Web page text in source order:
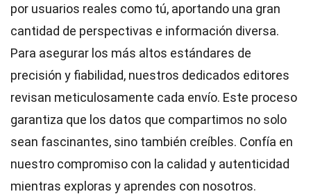
por usuarios reales como tú, aportando una gran
cantidad de perspectivas e información diversa.
Para asegurar los más altos estándares de
precisión y fiabilidad, nuestros dedicados editores
revisan meticulosamente cada envío. Este proceso
garantiza que los datos que compartimos no solo
sean fascinantes, sino también creíbles. Confía en
nuestro compromiso con la calidad y autenticidad
mientras exploras y aprendes con nosotros.